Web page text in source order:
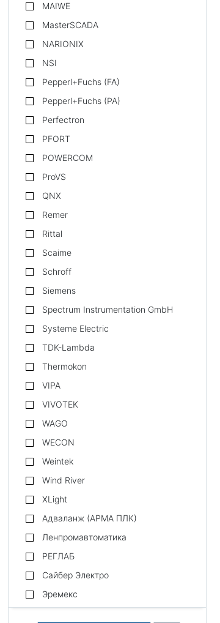
MAIWE
MasterSCADA
NARIONIX
NSI
Pepperl+Fuchs (FA)
Pepperl+Fuchs (PA)
Perfectron
PFORT
POWERCOM
ProVS
QNX
Remer
Rittal
Scaime
Schroff
Siemens
Spectrum Instrumentation GmbH
Systeme Electric
TDK-Lambda
Thermokon
VIPA
VIVOTEK
WAGO
WECON
Weintek
Wind River
XLight
Адваланж (АРМА ПЛК)
Ленпромавтоматика
РЕГЛАБ
Сайбер Электро
Эремекс